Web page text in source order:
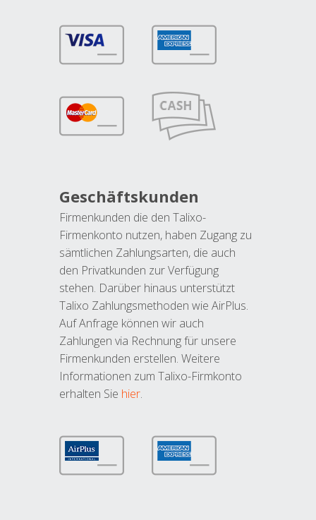
Geschäftskunden
Firmenkunden die den Talixo-
Firmenkonto nutzen, haben Zugang zu
sämtlichen Zahlungsarten, die auch
den Privatkunden zur Verfügung
stehen. Darüber hinaus unterstützt
Talixo Zahlungsmethoden wie AirPlus.
Auf Anfrage können wir auch
Zahlungen via Rechnung für unsere
Firmenkunden erstellen. Weitere
Informationen zum Talixo-Firmkonto
erhalten Sie hier.